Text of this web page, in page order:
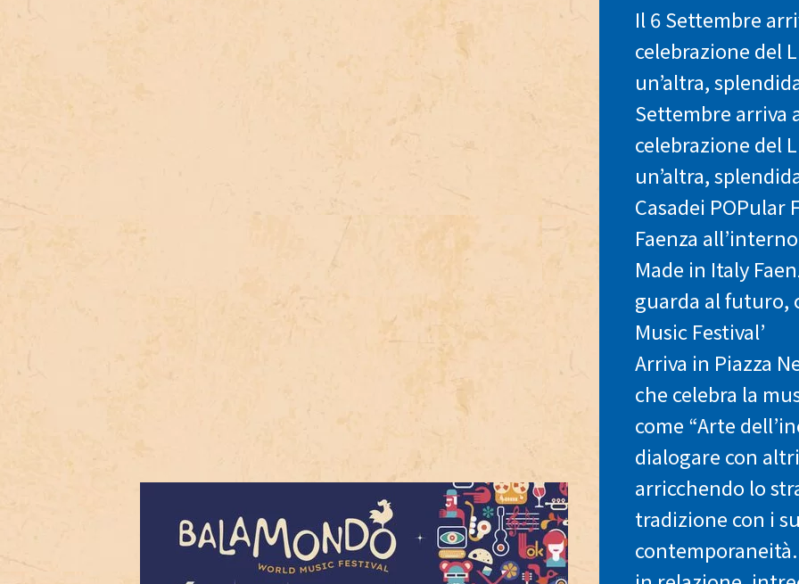
Il 6 Settembre
celebrazione del
un’altra,
Settembre arriva
celebrazione del
un’altra,
Casadei POPular
Faenza
Made in Italy
guarda al futuro,
Music Festival’
Arriva in Piazza
che celebra la
come “Arte
dialogare con
arricchendo lo
tradizione con i